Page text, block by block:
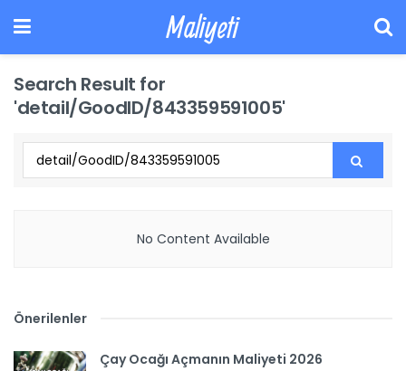
Maliyeti
Search Result for
'detail/GoodID/843359591005'
No Content Available
Önerilenler
Çay Ocağı Açmanın Maliyeti 2026